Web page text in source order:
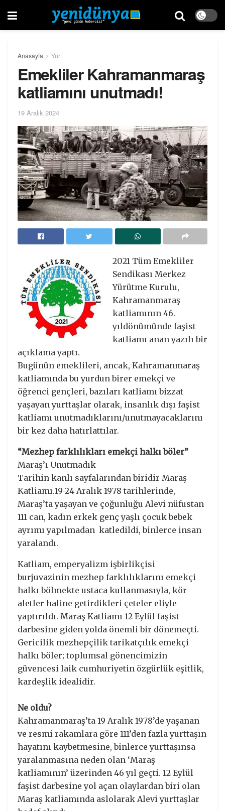
Anasayfa Yurt
Emekliler Kahramanmaraş
katliamını unutmadı!
19 Aralık 2024
2021 Tüm Emekliler
Sendikası Merkez
Yürütme Kurulu,
Kahramanmaraş
katliamının 46.
yıldönümünde faşist
katliamı anan yazılı bir
açıklama yaptı.
Bugünün emeklileri, ancak, Kahramanmaraş
katliamında bu yurdun birer emekçi ve
öğrenci gençleri, bazıları katliamı bizzat
yaşayan yurttaşlar olarak, insanlık dışı faşist
katliamı unutmadıklarını/unutmayacaklarını
bir kez daha hatırlattılar.
“Mezhep farklılıkları emekçi halkı böler”
Maraş’ı Unutmadık
Tarihin kanlı sayfalarından biridir Maraş
Katliamı.19-24 Aralık 1978 tarihlerinde,
Maraş’ta yaşayan ve çoğunluğu Alevi nüfustan
111 can, kadın erkek genç yaşlı çocuk bebek
ayrımı yapılmadan katledildi, binlerce insan
yaralandı.
Katliam, emperyalizm işbirlikçisi
burjuvazinin mezhep farklılıklarını emekçi
halkı bölmekte ustaca kullanmasıyla, kör
aletler haline getirdikleri çeteler eliyle
yaptırıldı. Maraş Katliamı 12 Eylül faşist
darbesine giden yolda önemli bir dönemeçti.
Gericilik mezhepçilik tarikatçılık emekçi
halkı böler; toplumsal gönencimizin
güvencesi laik cumhuriyetin özgürlük eşitlik,
kardeşlik idealidir.
Ne oldu?
Kahramanmaraş’ta 19 Aralık 1978’de yaşanan
ve resmi rakamlara göre 111’den fazla yurttaşın
hayatını kaybetmesine, binlerce yurttaşınsa
yaralanmasına neden olan ‘Maraş
katliamının’ üzerinden 46 yıl geçti. 12 Eylül
faşist darbesine yol açan olaylardan biri olan
Maraş katliamında aslolarak Alevi yurttaşlar